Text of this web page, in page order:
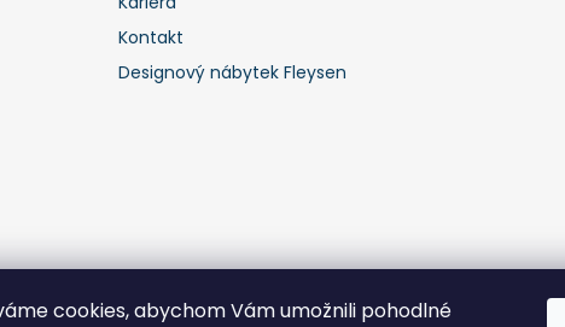
cookies, abychom Vám umožnili pohodlné
Kontakt
Designový nábytek Fleysen